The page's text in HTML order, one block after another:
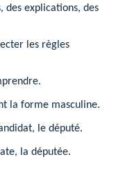
des explications, des
les règles
la forme masculine.
le député.
la députée.